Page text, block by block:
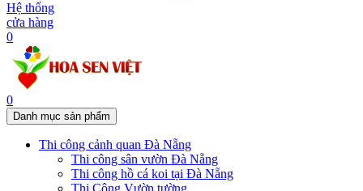
Hệ thống
cửa hàng
0
0
Danh mục sản phẩm
Thi công cảnh quan Đà Nẵng
Thi công sân vườn Đà Nẵng
Thi công hồ cá koi tại Đà Nẵng
Thi Công Vườn tường